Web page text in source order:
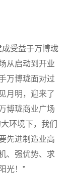
受益于万博珑
从启动到开业
万博珑面对过
月明，迎来了
博珑商业广场
环境下，我们
先进制造业高
、强优势、求
光！”